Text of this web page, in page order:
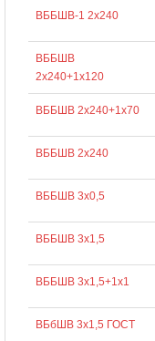
ВББШВ-1 2х240
ВББШВ
2х240+1х120
ВББШВ 2х240+1х70
ВББШВ 2х240
ВББШВ 3х0,5
ВББШВ 3х1,5
ВББШВ 3х1,5+1х1
ВБбШВ 3х1,5 ГОСТ